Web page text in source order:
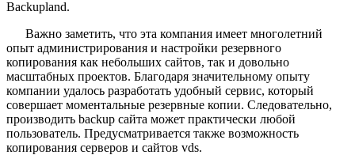
Backupland.
Важно заметить, что эта компания имеет многолетний
опыт администрирования и настройки резервного
копирования как небольших сайтов, так и довольно
масштабных проектов. Благодаря значительному опыту
компании удалось разработать удобный сервис, который
совершает моментальные резервные копии. Следовательно,
производить backup сайта может практически любой
пользователь. Предусматривается также возможность
копирования серверов и сайтов vds.